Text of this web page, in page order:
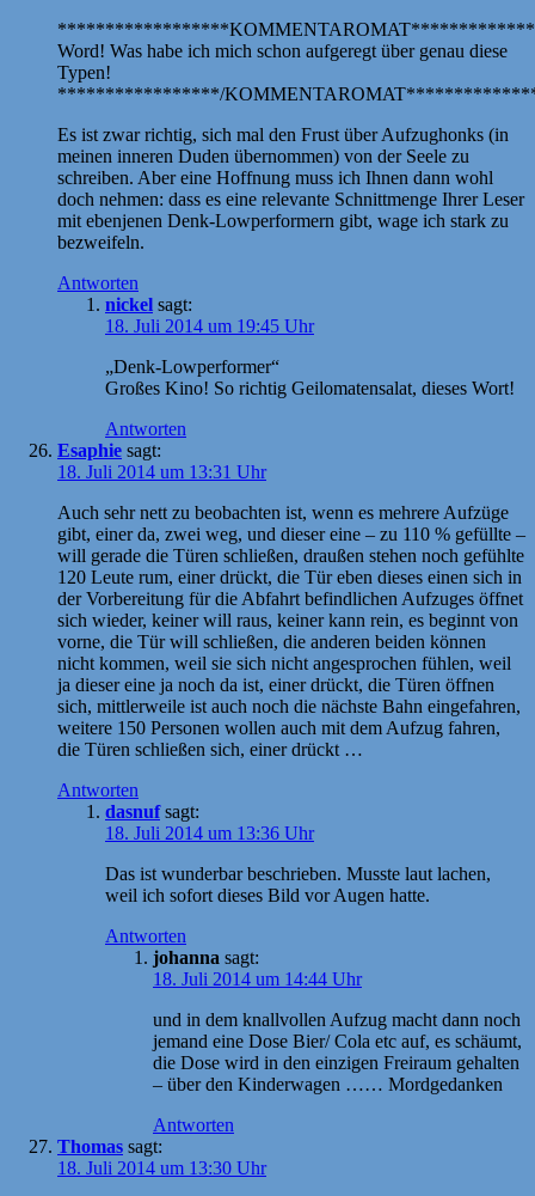
Word! Was habe ich mich schon aufgeregt über genau diese
Typen!
*****************/
Es ist zwar richtig, sich mal den Frust über Aufzughonks (in
meinen inneren Duden übernommen) von der Seele zu
schreiben. Aber eine Hoffnung muss ich Ihnen dann wohl
doch nehmen: dass es eine relevante Schnittmenge Ihrer Leser
mit ebenjenen Denk-Lowperformern gibt, wage ich stark zu
bezweifeln.
Antworten
nickel sagt:
18. Juli 2014 um 19:45 Uhr
„Denk-Lowperformer“
Großes Kino! So richtig Geilomatensalat, dieses Wort!
Antworten
Esaphie sagt:
18. Juli 2014 um 13:31 Uhr
Auch sehr nett zu beobachten ist, wenn es mehrere Aufzüge
gibt, einer da, zwei weg, und dieser eine – zu 110 % gefüllte –
will gerade die Türen schließen, draußen stehen noch gefühlte
120 Leute rum, einer drückt, die Tür eben dieses einen sich in
der Vorbereitung für die Abfahrt befindlichen Aufzuges öffnet
sich wieder, keiner will raus, keiner kann rein, es beginnt von
vorne, die Tür will schließen, die anderen beiden können
nicht kommen, weil sie sich nicht angesprochen fühlen, weil
ja dieser eine ja noch da ist, einer drückt, die Türen öffnen
sich, mittlerweile ist auch noch die nächste Bahn eingefahren,
weitere 150 Personen wollen auch mit dem Aufzug fahren,
die Türen schließen sich, einer drückt …
Antworten
dasnuf sagt:
18. Juli 2014 um 13:36 Uhr
Das ist wunderbar beschrieben. Musste laut lachen,
weil ich sofort dieses Bild vor Augen hatte.
Antworten
johanna sagt:
18. Juli 2014 um 14:44 Uhr
und in dem knallvollen Aufzug macht dann noch
jemand eine Dose Bier/ Cola etc auf, es schäumt,
die Dose wird in den einzigen Freiraum gehalten
– über den Kinderwagen …… Mordgedanken
Antworten
Thomas sagt:
18. Juli 2014 um 13:30 Uhr